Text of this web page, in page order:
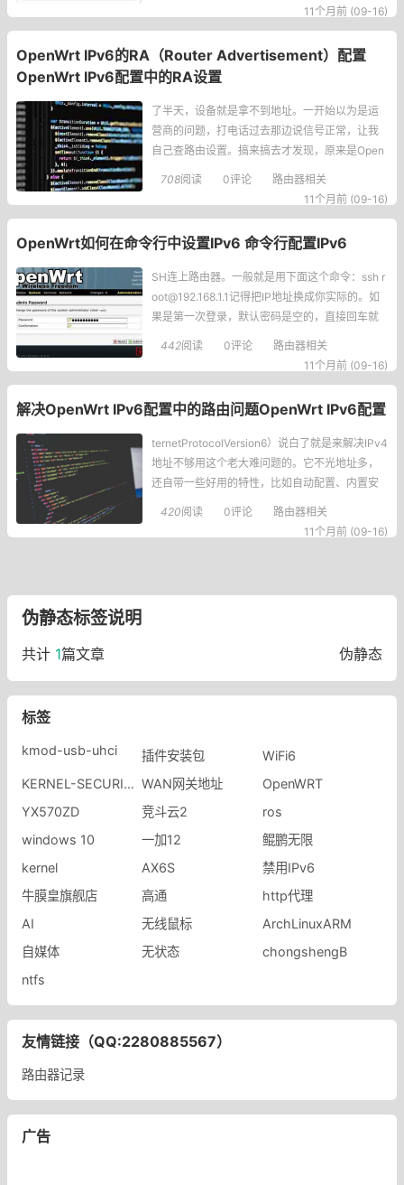
11个月前 (09-16)
OpenWrt IPv6的RA（Router Advertisement）配置
OpenWrt IPv6配置中的RA设置
了半天，设备就是拿不到地址。一开始以为是运
营商的问题，打电话过去那边说信号正常，让我
自己查路由设置。搞来搞去才发现，原来是Open
Wrt里的RouterAdvertisement（RA）设置没搞
对！这RouterAdvertisement到底是什么鬼？简单
708阅读 0评论
路由器相关
11个月前 (09-16)
OpenWrt如何在命令行中设置IPv6 命令行配置IPv6
SH连上路由器。一般就是用下面这个命令：ssh r
oot@192.168.1.1记得把IP地址换成你实际的。如
果是第一次登录，默认密码是空的，直接回车就
能进。2.检查当前网络状态先看看现在的网络接口
和配置情况，搞清楚自己处在什么环境。用这个
442阅读 0评论
路由器相关
11个月前 (09-16)
解决OpenWrt IPv6配置中的路由问题OpenWrt IPv6配置
ternetProtocolVersion6）说白了就是来解决IPv4
地址不够用这个老大难问题的。它不光地址多，
还自带一些好用的特性，比如自动配置、内置安
全啥的。而路由呢，就是指你的数据包怎么从A点
跑到B点，中间经过哪些节点。在OpenWrt里，如
420阅读 0评论
路由器相关
11个月前 (09-16)
伪静态标签说明
共计 1篇文章 伪静态
标签
kmod-usb-uhci 插件安装包
WiFi6
KERNEL-SECURITY-CHECK-FAILURE WAN网关地址
OpenWRT
YX570ZD
竞斗云2
ros
windows 10
一加12
鲲鹏无限
kernel
AX6S
禁用IPv6
牛膜皇旗舰店
高通
http代理
AI
无线鼠标
ArchLinuxARM
自媒体
无状态
chongshengB
ntfs
友情链接（QQ:2280885567）
路由器记录
广告